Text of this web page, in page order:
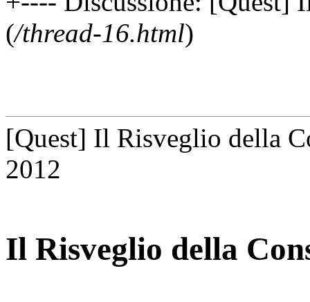
(/thread-16.html)
[Quest] Il Risveglio della
2012
Il Risveglio della